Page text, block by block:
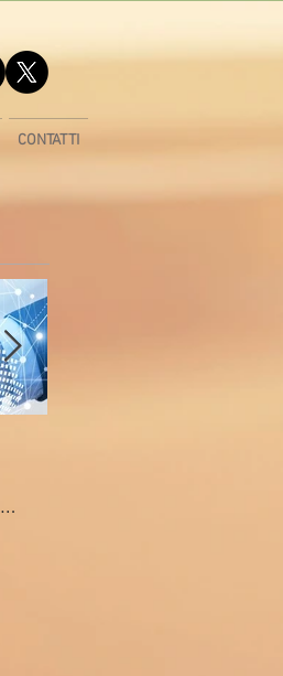
CONTATTI